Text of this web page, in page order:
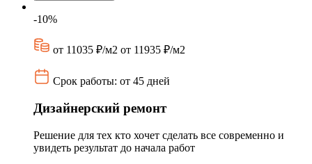
-10%
от 11035 ₽/м2 от 11935 ₽/м2
Срок работы: от 45 дней
Дизайнерский ремонт
Решение для тех кто хочет сделать все современно и
увидеть результат до начала работ